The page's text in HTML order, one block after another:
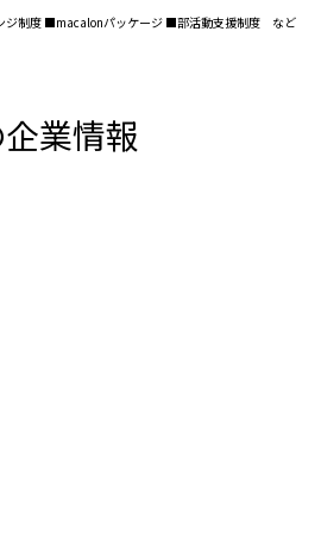
ジ制度 ■macalonパッケージ ■部活動支援制度 など
業情報